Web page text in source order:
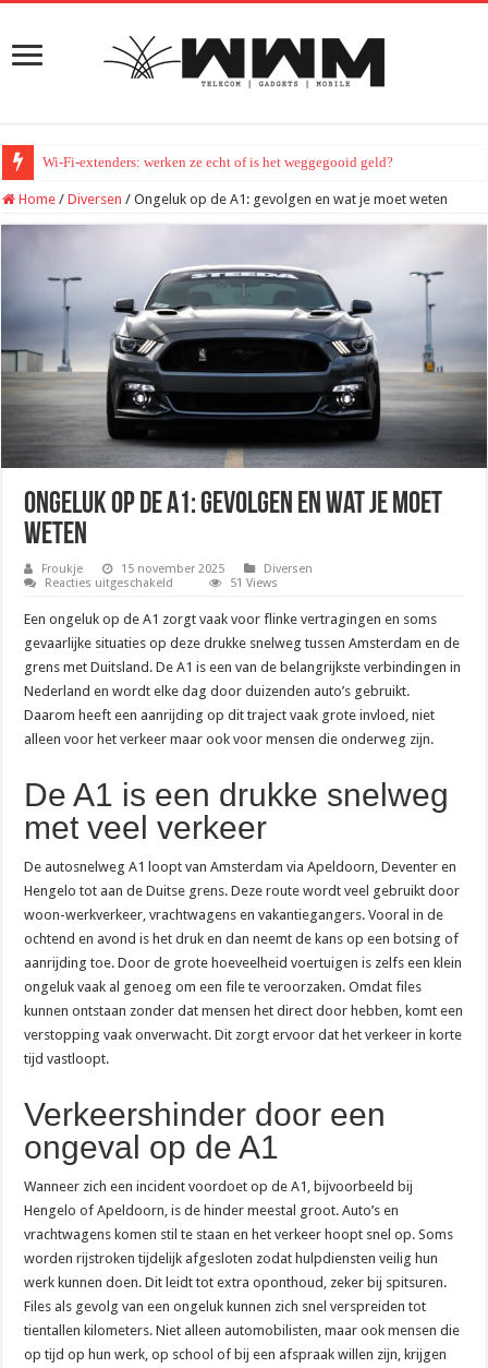
Wi-Fi-extenders: werken ze echt of is het weggegooid geld?
Home / Diversen / Ongeluk op de A1: gevolgen en wat je moet weten
Ongeluk op de A1: gevolgen en wat je moet
weten
Froukje 15 november 2025
Diversen
Reacties uitgeschakeld
de
A1:
gevolgen
en
je
moet
weten
51 Views
Een ongeluk op de A1 zorgt vaak voor flinke vertragingen en soms
gevaarlijke situaties op deze drukke snelweg tussen Amsterdam en de
grens met Duitsland. De A1 is een van de belangrijkste verbindingen in
Nederland en wordt elke dag door duizenden auto’s gebruikt.
Daarom heeft een aanrijding op dit traject vaak grote invloed, niet
alleen voor het verkeer maar ook voor mensen die onderweg zijn.
De A1 is een drukke snelweg
met veel verkeer
De autosnelweg A1 loopt van Amsterdam via Apeldoorn, Deventer en
Hengelo tot aan de Duitse grens. Deze route wordt veel gebruikt door
woon-werkverkeer, vrachtwagens en vakantiegangers. Vooral in de
ochtend en avond is het druk en dan neemt de kans op een botsing of
aanrijding toe. Door de grote hoeveelheid voertuigen is zelfs een klein
ongeluk vaak al genoeg om een file te veroorzaken. Omdat files
kunnen ontstaan zonder dat mensen het direct door hebben, komt een
verstopping vaak onverwacht. Dit zorgt ervoor dat het verkeer in korte
tijd vastloopt.
Verkeershinder door een
ongeval op de A1
Wanneer zich een incident voordoet op de A1, bijvoorbeeld bij
Hengelo of Apeldoorn, is de hinder meestal groot. Auto’s en
vrachtwagens komen stil te staan en het verkeer hoopt snel op. Soms
worden rijstroken tijdelijk afgesloten zodat hulpdiensten veilig hun
werk kunnen doen. Dit leidt tot extra oponthoud, zeker bij spitsuren.
Files als gevolg van een ongeluk kunnen zich snel verspreiden tot
tientallen kilometers. Niet alleen automobilisten, maar ook mensen die
op tijd op hun werk, op school of bij een afspraak willen zijn, krijgen